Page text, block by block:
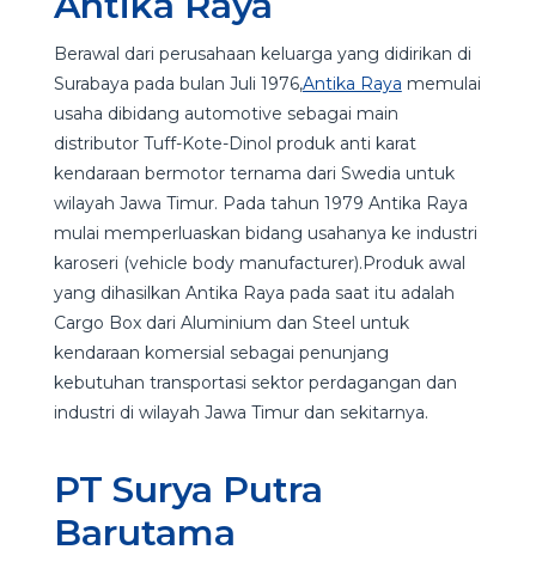
Berawal dari perusahaan keluarga yang didirikan di
Surabaya pada bulan Juli 1976,Antika Raya memulai
usaha dibidang automotive sebagai main
distributor Tuff-Kote-Dinol produk anti karat
kendaraan bermotor ternama dari Swedia untuk
wilayah Jawa Timur. Pada tahun 1979 Antika Raya
mulai memperluaskan bidang usahanya ke industri
karoseri (vehicle body manufacturer).Produk awal
yang dihasilkan Antika Raya pada saat itu adalah
Cargo Box dari Aluminium dan Steel untuk
kendaraan komersial sebagai penunjang
kebutuhan transportasi sektor perdagangan dan
industri di wilayah Jawa Timur dan sekitarnya.
PT Surya Putra
Barutama